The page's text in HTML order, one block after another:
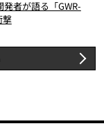
者が語る「GWR-
撃